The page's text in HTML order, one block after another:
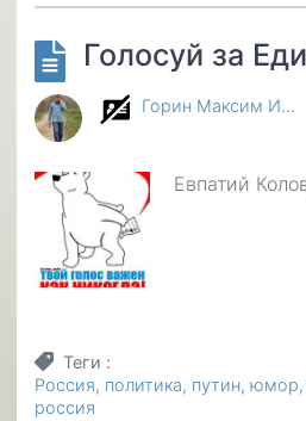
Голосуй за
Горин Максим И…
Евпатий
Теги
Россия политика путин юмор
россия